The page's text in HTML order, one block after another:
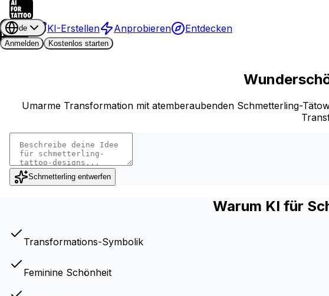
KI-Erstellen Anprobieren Entdecken
de
Anmelden
Kostenlos starten
Umarme Transformation mit atemberaubenden Schmetterling-
Schmetterling entwerfen
Warum KI für
Transformations-Symbolik
Feminine Schönheit